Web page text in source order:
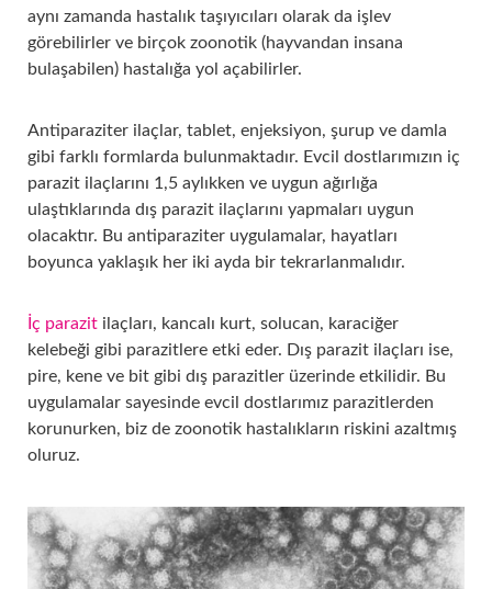
aynı zamanda hastalık taşıyıcıları olarak da işlev
görebilirler ve birçok zoonotik (hayvandan insana
bulaşabilen) hastalığa yol açabilirler.
Antiparaziter ilaçlar, tablet, enjeksiyon, şurup ve damla
gibi farklı formlarda bulunmaktadır. Evcil dostlarımızın iç
parazit ilaçlarını 1,5 aylıkken ve uygun ağırlığa
ulaştıklarında dış parazit ilaçlarını yapmaları uygun
olacaktır. Bu antiparaziter uygulamalar, hayatları
boyunca yaklaşık her iki ayda bir tekrarlanmalıdır.
İç parazit ilaçları, kancalı kurt, solucan, karaciğer
kelebeği gibi parazitlere etki eder. Dış parazit ilaçları ise,
pire, kene ve bit gibi dış parazitler üzerinde etkilidir. Bu
uygulamalar sayesinde evcil dostlarımız parazitlerden
korunurken, biz de zoonotik hastalıkların riskini azaltmış
oluruz.